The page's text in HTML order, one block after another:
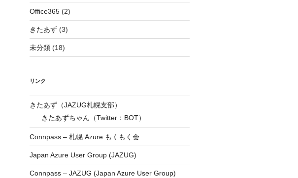
Office365(2)
きたあず(3)
未分類(18)
リンク
きたあず（JAZUG札幌支部）
きたあずちゃん（Twitter：BOT）
Connpass – 札幌 Azure もくもく会
Japan Azure User Group (JAZUG)
Connpass – JAZUG (Japan Azure User Group)